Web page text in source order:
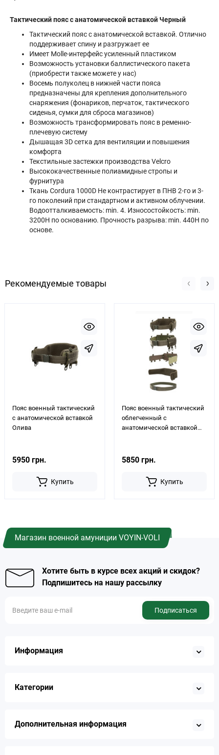
Тактический пояс с анатомической вставкой Черный
Тактический пояс с анатомической вставкой. Отлично
поддерживает спину и разгружает ее
Имеет Molle-интерфейс усиленный пластиком
Возможность установки баллистического пакета
(приобрести также можете у нас)
Восемь полуколец в нижней части пояса
предназначены для крепления дополнительного
снаряжения (фонариков, перчаток, тактического
сиденья, сумки для сброса магазинов)
Возможность трансформировать пояс в ременно-
плечевую систему
Дышащая 3D сетка для вентиляции и повышения
комфорта
Текстильные застежки производства Velcro
Высококачественные полиамидные стропы и
фурнитура
Ткань Cordura 1000D Не контрастирует в ПНВ 2-го и 3-
го поколений при стандартном и активном облучении.
Водоотталкиваемость: min. 4. Износостойкость: min.
3200H по основанию. Прочность разрыва: min. 440H по
основе.
Рекомендуемые товары
Пояс военный тактический
с анатомической вставкой
Олива
5950 грн.
Купить
Пояс военный тактический
облегченный с
анатомической вставкой
5850 грн.
Купить
Магазин военной амуниции VOYIN-VOLI
Хотите быть в курсе всех акций и скидок?
Подпишитесь на нашу рассылку
Подписаться
Информация
Категории
Дополнительная информация